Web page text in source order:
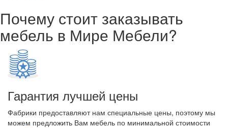
Почему стоит заказывать
мебель в Мире Мебели?
Гарантия лучшей цены
Фабрики предоставляют нам специальные цены, поэтому мы
можем предложить Вам мебель по минимальной стоимости